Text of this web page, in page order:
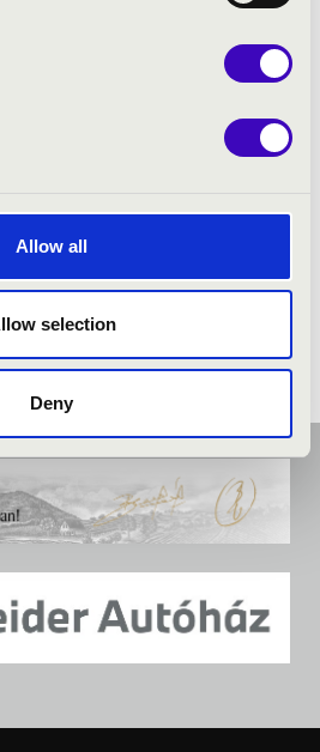
Allow all
selection
Deny